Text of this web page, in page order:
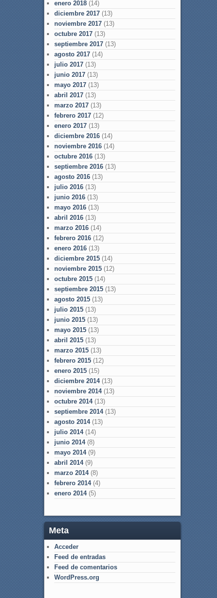
enero 2018(14)
diciembre 2017(13)
noviembre 2017(13)
octubre 2017(13)
septiembre 2017(13)
agosto 2017(14)
julio 2017(13)
junio 2017(13)
mayo 2017(13)
abril 2017(13)
marzo 2017(13)
febrero 2017(12)
enero 2017(13)
diciembre 2016(14)
noviembre 2016(14)
octubre 2016(13)
septiembre 2016(13)
agosto 2016(13)
julio 2016(13)
junio 2016(13)
mayo 2016(13)
abril 2016(13)
marzo 2016(14)
febrero 2016(12)
enero 2016(13)
diciembre 2015(14)
noviembre 2015(12)
octubre 2015(14)
septiembre 2015(13)
agosto 2015(13)
julio 2015(13)
junio 2015(13)
mayo 2015(13)
abril 2015(13)
marzo 2015(13)
febrero 2015(12)
enero 2015(15)
diciembre 2014(13)
noviembre 2014(13)
octubre 2014(13)
septiembre 2014(13)
agosto 2014(13)
julio 2014(14)
junio 2014(8)
mayo 2014(9)
abril 2014(9)
marzo 2014(8)
febrero 2014(4)
enero 2014(5)
Meta
Acceder
Feed de entradas
Feed de comentarios
WordPress.org